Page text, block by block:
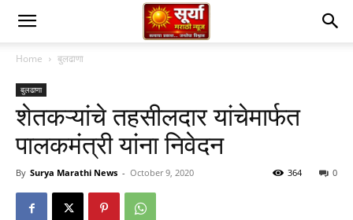
Home बुलढाणा
बुलढाणा
शेतकऱ्यांचे तहसीलदार यांचेमार्फत
पालकमंत्री यांना निवेदन
By Surya Marathi News - October 9, 2020 0
364